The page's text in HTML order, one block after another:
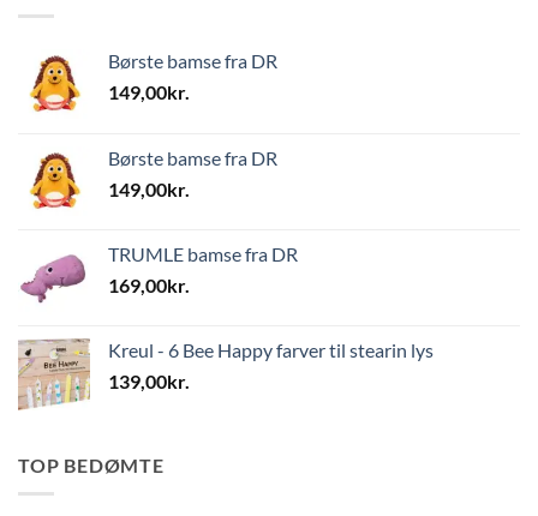
Børste bamse fra DR
149,00kr.
Børste bamse fra DR
149,00kr.
TRUMLE bamse fra DR
169,00kr.
Kreul - 6 Bee Happy farver til stearin lys
139,00kr.
TOP BEDØMTE